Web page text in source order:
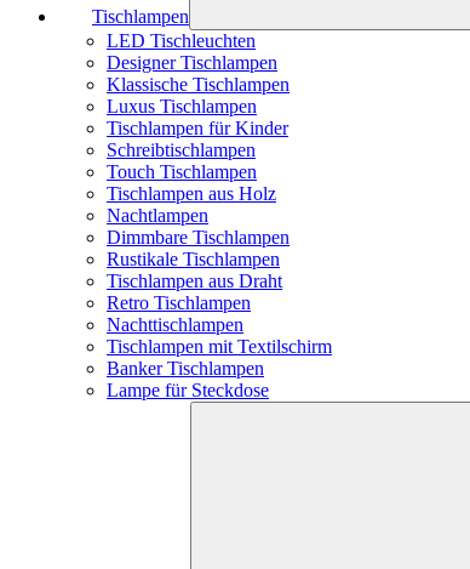
Tischlampen
LED Tischleuchten
Designer Tischlampen
Klassische Tischlampen
Luxus Tischlampen
Tischlampen für Kinder
Schreibtischlampen
Touch Tischlampen
Tischlampen aus Holz
Nachtlampen
Dimmbare Tischlampen
Rustikale Tischlampen
Tischlampen aus Draht
Retro Tischlampen
Nachttischlampen
Tischlampen mit Textilschirm
Banker Tischlampen
Lampe für Steckdose